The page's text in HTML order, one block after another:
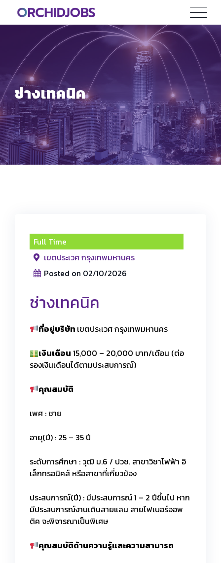
ช่างเทคนิค
Full Time
เขตประเวศ กรุงเทพมหานคร
Posted on 02/10/2026
ช่างเทคนิค
ที่อยู่บริษัท เขตประเวศ กรุงเทพมหานคร
เงินเดือน 15,000 – 20,000 บาท/เดือน (ต่อ
รองเงินเดือนได้ตามประสบการณ์)
คุณสมบัติ
เพศ : ชาย
อายุ(ปี) : 25 – 35 ปี
ระดับการศึกษา : วุฒิ ม.6 / ปวช. สาขาวิชาไฟฟ้า อิ
เล็กทรอนิคส์ หรือสาขาที่เกี่ยวข้อง
ประสบการณ์(ปี) : มีประสบการณ์ 1 – 2 ปีขึ้นไป หาก
มีประสบการณ์งานเดินสายแลน สายไฟเบอร์ออพ
ติค จะพิจารณาเป็นพิเศษ
คุณสมบัติด้านความรู้และความสามารถ